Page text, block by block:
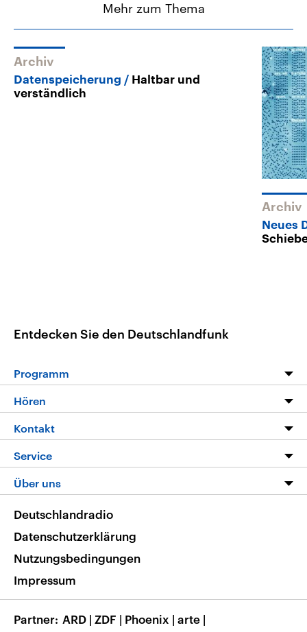
Mehr zum Thema
Archiv
Datenspeicherung
Haltbar und
verständlich
Archiv
Neues
Entdecken Sie den Deutschlandfunk
Programm
Programm
Die Nachrichten
Nachrichtenleicht
Neue Beiträge auf dlf.de
Hören
Livestream
Podcasts
Deutschlandfunk App
Nachrichten App
Frequenzen
Kontakt
Hörerservice
Service
FAQ
Veranstaltungen
Musikliste
RSS
Über uns
Barrierefreiheit
Deutschlandradio
Datenschutzerklärung
Nutzungsbedingungen
Impressum
Partner ARD | ZDF | Phoenix | arte |